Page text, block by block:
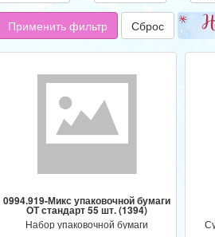
Применить фильтр Сброс
0994.919-Микс упаковочной бумаги
ОТ стандарт 55 шт. (1394)